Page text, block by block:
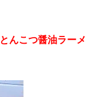
とんこつ醤油ラーメ